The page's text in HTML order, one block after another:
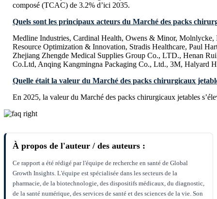
composé (TCAC) de 3.2% d’ici 2035.
Quels sont les principaux acteurs du Marché des packs
Medline Industries, Cardinal Health, Owens & Minor, Molnlycke,
Resource Optimization & Innovation, Stradis Healthcare, Paul
Zhejiang Zhengde Medical Supplies Group Co., LTD., Henan
Co.Ltd, Anqing Kangmingna Packaging Co., Ltd., 3M, Halyard
Quelle était la valeur du Marché des packs chirurgicaux
En 2025, la valeur du Marché des packs chirurgicaux jetables
À propos de l'auteur / des auteurs :
Ce rapport a été rédigé par l'équipe de recherche en santé de Global
Growth Insights. L'équipe est spécialisée dans les secteurs de la
pharmacie, de la biotechnologie, des dispositifs médicaux, du diagnostic,
de la santé numérique, des services de santé et des sciences de la vie. Son